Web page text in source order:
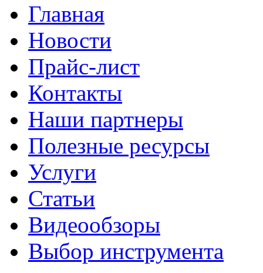
Главная
Новости
Прайс-лист
Контакты
Наши партнеры
Полезные ресурсы
Услуги
Статьи
Видеообзоры
Выбор инструмента